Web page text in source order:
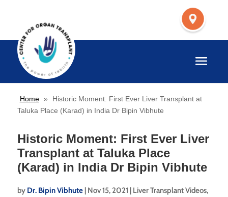
Home »
Historic Moment: First Ever Liver Transplant at
Taluka Place (Karad) in India Dr Bipin Vibhute
Historic Moment: First Ever Liver
Transplant at Taluka Place
(Karad) in India Dr Bipin Vibhute
by Dr. Bipin Vibhute| Nov 15, 2021 | Liver Transplant Videos,